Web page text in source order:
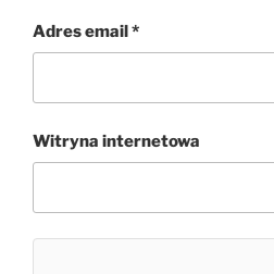
Adres email*
Witryna internetowa